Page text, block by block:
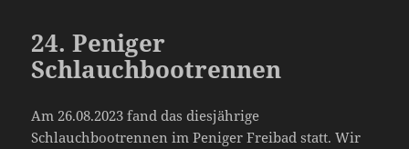
24. Peniger
Schlauchbootrennen
Am 26.08.2023 fand das diesjährige
Schlauchbootrennen im Peniger Freibad statt. Wir